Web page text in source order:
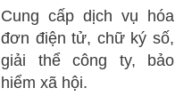
Cung cấp dịch vụ hóa
đơn điện tử, chữ ký số,
giải thể công ty, bảo
hiểm xã hội.